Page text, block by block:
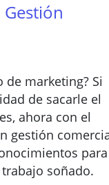
de marketing? Si
de sacarle el
ahora con el
gestión
para
soñado.